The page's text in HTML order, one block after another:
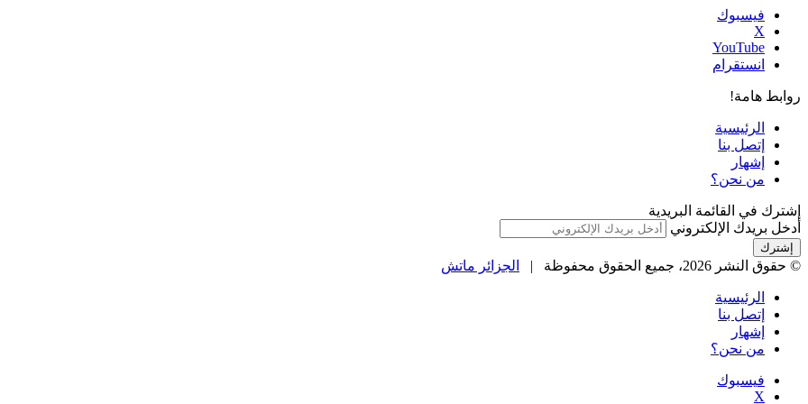
فيسبوك
‫X
‫YouTube
انستقرام
روابط هامة!
الرئيسية
إتصل بنا
إشهار
من نحن؟
إشترك في القائمة البريدية
أدخل بريدك الإلكتروني
© حقوق النشر 2026، جميع الحقوق محفوظة | الجزائر ماتش
الرئيسية
إتصل بنا
إشهار
من نحن؟
فيسبوك
‫X